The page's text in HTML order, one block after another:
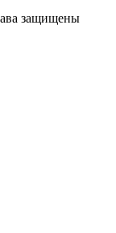
защищены